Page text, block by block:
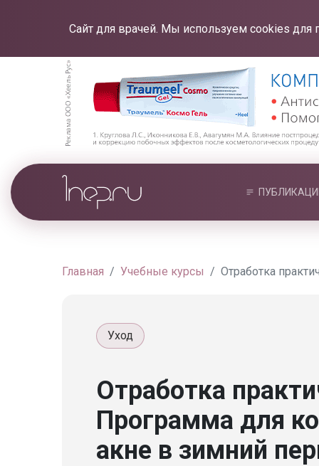
Сайт для врачей. Мы используем cookies для
Главная Учебные курсы Отработка
Уход
Отработка
Программа для
акне в зимний